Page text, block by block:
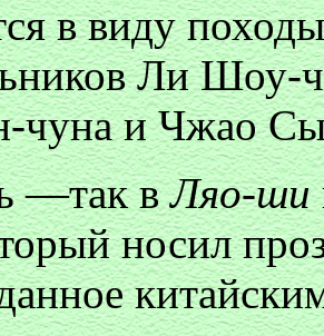
в виду
Ли Шоу-
чуна и Чжао
—так вЛяо-ши
носил